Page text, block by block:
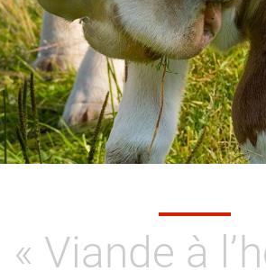
« Viande à